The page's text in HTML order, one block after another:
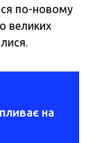
по-новому
великих
на